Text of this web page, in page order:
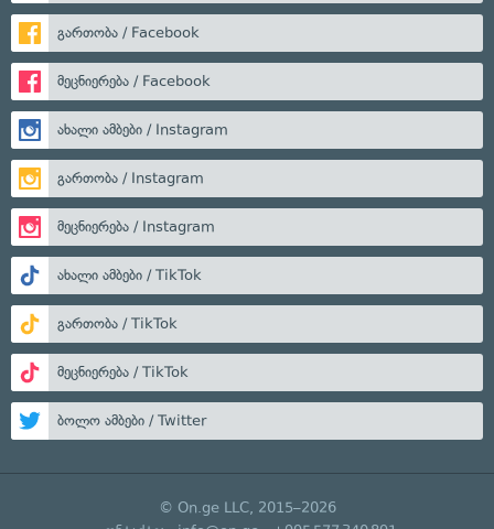
გართობა / Facebook
მეცნიერება / Facebook
ახალი ამბები / Instagram
გართობა / Instagram
მეცნიერება / Instagram
ახალი ამბები / TikTok
გართობა / TikTok
მეცნიერება / TikTok
ბოლო ამბები / Twitter
© On.ge LLC, 2015–2026